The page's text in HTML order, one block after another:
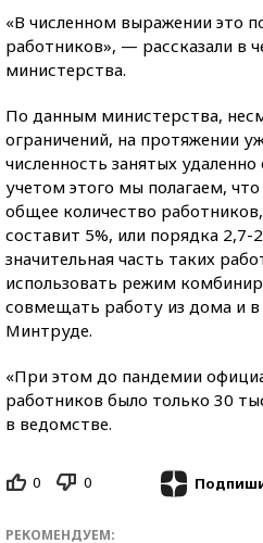
«В численном выражении это
работников», — рассказали в
министерства.
По данным министерства,
ограничений, на протяжении
численность занятых
учетом этого мы полагаем,
общее количество
составит 5%, или порядка
значительная часть таких
использовать режим
совмещать работу из дома и
Минтруде.
«При этом до пандемии
работников было только 30
в ведомстве.
0 0
РЕКОМЕНДУЕМ: